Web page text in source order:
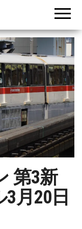
第3新
月20日